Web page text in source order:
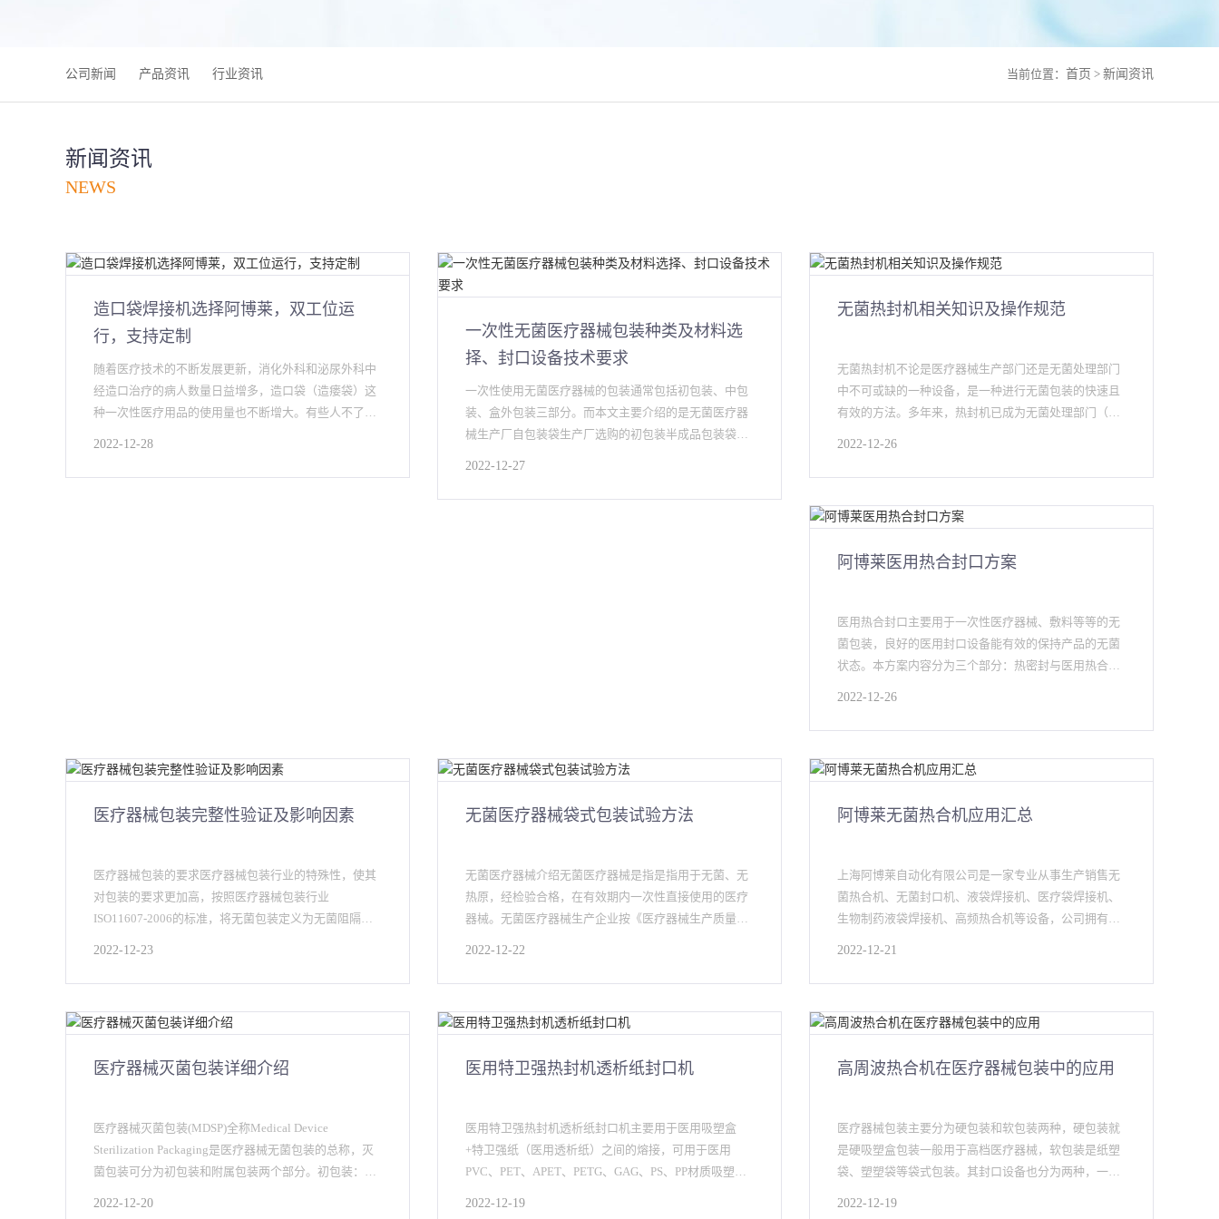
公司新闻 产品资讯 行业资讯 当前位置： 首页 > 新闻资讯
新闻资讯
NEWS
造口袋焊接机选择阿博莱，双工位运
行，支持定制
随着医疗技术的不断发展更新，消化外科和泌尿外科中
经造口治疗的病人数量日益增多，造口袋（造瘘袋）这
种一次性医疗用品的使用量也不断增大。有些人不了解
2022-12-28
一次性无菌医疗器械包装种类及材料选
择、封口设备技术要求
一次性使用无菌医疗器械的包装通常包括初包装、中包
装、盒外包装三部分。而本文主要介绍的是无菌医疗器
械生产厂自包装袋生产厂选购的初包装半成品包装袋、
2022-12-27
无菌热封机相关知识及操作规范
无菌热封机不论是医疗器械生产部门还是无菌处理部门
中不可或缺的一种设备，是一种进行无菌包装的快速且
有效的方法。多年来，热封机已成为无菌处理部门（消
2022-12-26
阿博莱医用热合封口方案
医用热合封口主要用于一次性医疗器械、敷料等等的无
菌包装，良好的医用封口设备能有效的保持产品的无菌
状态。本方案内容分为三个部分：热密封与医用热合
2022-12-26
医疗器械包装完整性验证及影响因素
医疗器械包装的要求医疗器械包装行业的特殊性，使其
对包装的要求更加高，按照医疗器械包装行业
ISO11607-2006的标准，将无菌包装定义为无菌阻隔系
2022-12-23
无菌医疗器械袋式包装试验方法
无菌医疗器械介绍无菌医疗器械是指是指用于无菌、无
热原，经检验合格，在有效期内一次性直接使用的医疗
器械。无菌医疗器械生产企业按《医疗器械生产质量管
2022-12-22
阿博莱无菌热合机应用汇总
上海阿博莱自动化有限公司是一家专业从事生产销售无
菌热合机、无菌封口机、液袋焊接机、医疗袋焊接机、
生物制药液袋焊接机、高频热合机等设备，公司拥有完
2022-12-21
医疗器械灭菌包装详细介绍
医疗器械灭菌包装(MDSP)全称Medical Device
Sterilization Packaging是医疗器械无菌包装的总称，灭
菌包装可分为初包装和附属包装两个部分。初包装：也
2022-12-20
医用特卫强热封机透析纸封口机
医用特卫强热封机透析纸封口机主要用于医用吸塑盒
+特卫强纸（医用透析纸）之间的熔接，可用于医用
PVC、PET、APET、PETG、GAG、PS、PP材质吸塑壳
2022-12-19
高周波热合机在医疗器械包装中的应用
医疗器械包装主要分为硬包装和软包装两种，硬包装就
是硬吸塑盒包装一般用于高档医疗器械，软包装是纸塑
袋、塑塑袋等袋式包装。其封口设备也分为两种，一种
2022-12-19